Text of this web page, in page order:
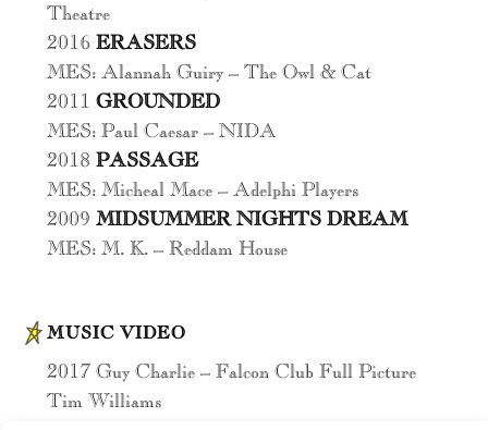
Theatre
2016 ERASERS
MES: Alannah Guiry – The Owl & Cat
2011 GROUNDED
MES: Paul Caesar – NIDA
2018 PASSAGE
MES: Micheal Mace – Adelphi Players
2009 MIDSUMMER NIGHTS DREAM
MES: M. K. – Reddam House
MUSIC VIDEO
2017 Guy Charlie – Falcon Club Full Picture
Tim Williams